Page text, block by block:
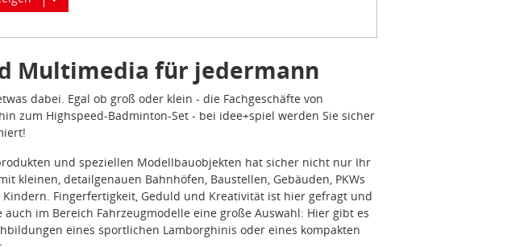
Multimedia für jedermann
dabei. Egal ob groß oder klein - die Fachgeschäfte von
zum Highspeed-Badminton-Set - bei idee+spiel werden Sie sicher
und speziellen Modellbauobjekten hat sicher nicht nur Ihr
kleinen, detailgenauen Bahnhöfen, Baustellen, Gebäuden, PKWs
Fingerfertigkeit, Geduld und Kreativität ist hier gefragt und
im Bereich Fahrzeugmodelle eine große Auswahl: Hier gibt es
eines sportlichen Lamborghinis oder eines kompakten